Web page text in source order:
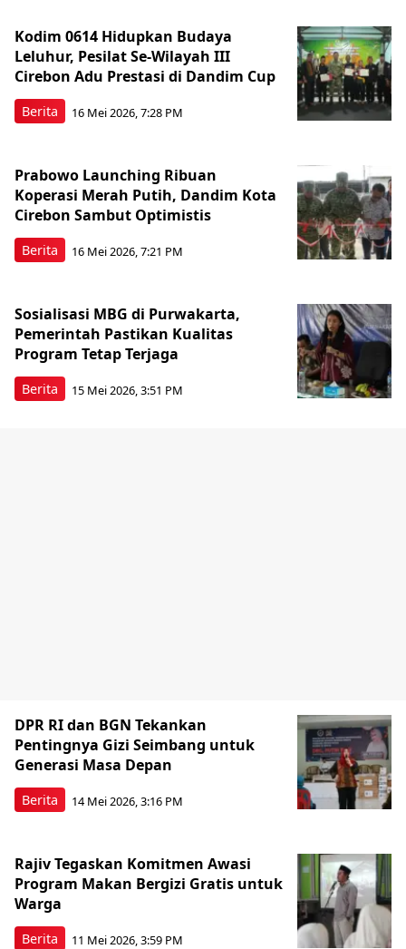
Berita
Kodim 0614 Hidupkan Budaya
Leluhur, Pesilat Se-Wilayah III
Cirebon Adu Prestasi di Dandim Cup
16 Mei 2026, 7:28 PM
Berita
Prabowo Launching Ribuan
Koperasi Merah Putih, Dandim Kota
Cirebon Sambut Optimistis
16 Mei 2026, 7:21 PM
Berita
Sosialisasi MBG di Purwakarta,
Pemerintah Pastikan Kualitas
Program Tetap Terjaga
15 Mei 2026, 3:51 PM
Berita
DPR RI dan BGN Tekankan
Pentingnya Gizi Seimbang untuk
Generasi Masa Depan
14 Mei 2026, 3:16 PM
Berita
Rajiv Tegaskan Komitmen Awasi
Program Makan Bergizi Gratis untuk
Warga
11 Mei 2026, 3:59 PM